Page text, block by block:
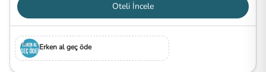
Oteli İncele
Erken al geç öde